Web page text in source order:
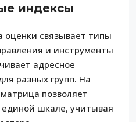
индексы
оценки связывает типы
и инструменты
адресное
разных групп. На
позволяет
шкале, учитывая